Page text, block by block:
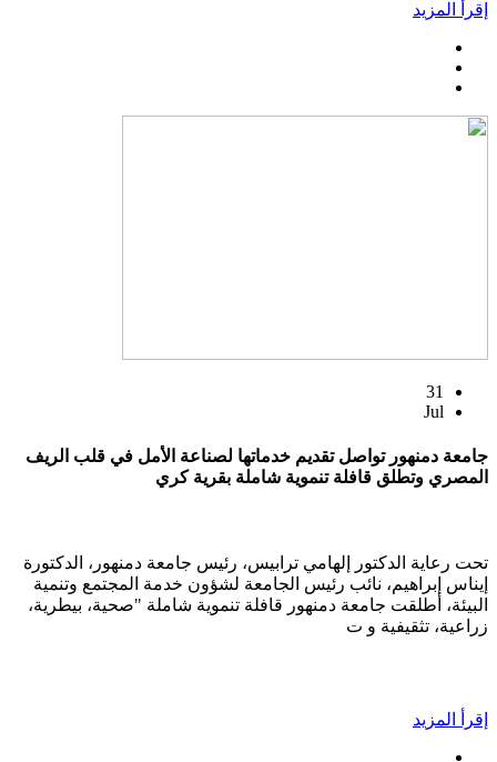
إقرأ المزيد
31
Jul
جامعة دمنهور تواصل تقديم خدماتها لصناعة الأمل في قلب الريف
المصري وتطلق قافلة تنموية شاملة بقرية كري
تحت رعاية الدكتور إلهامي ترابيس، رئيس جامعة دمنهور، الدكتورة
إيناس إبراهيم، نائب رئيس الجامعة لشؤون خدمة المجتمع وتنمية
البيئة، أطلقت جامعة دمنهور قافلة تنموية شاملة "صحية، بيطرية،
زراعية، تثقيفية و ت
إقرأ المزيد